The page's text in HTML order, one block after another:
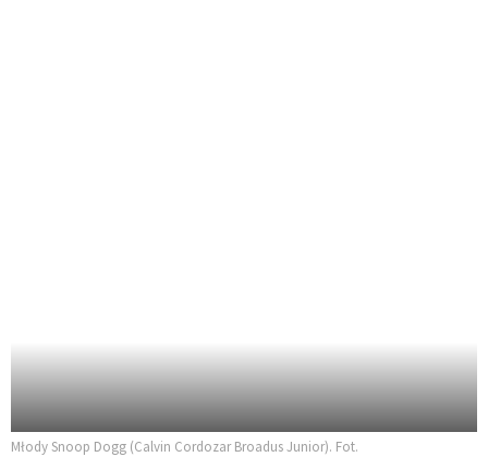
Młody Snoop Dogg (Calvin Cordozar Broadus Junior). Fot.